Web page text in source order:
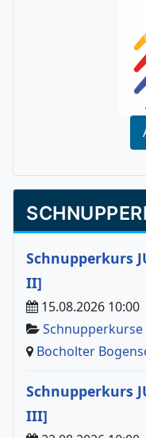
Schnupperkurs
II]
15.08.2026 10:00
Schnupperkurse
Bocholter
Schnupperkurs
III]